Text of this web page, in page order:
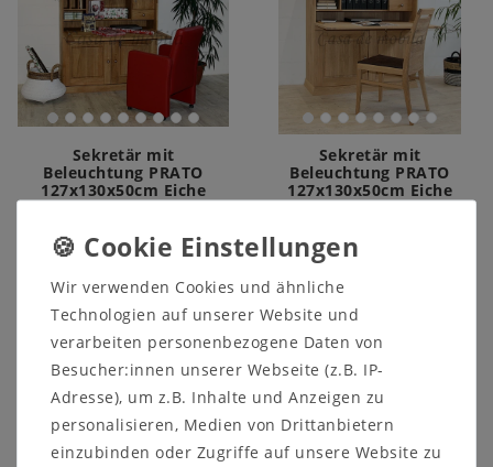
Sekretär mit
Beleuchtung PRATO
127x130x50cm Eiche
massiv natur geölt
3.995,00 €
In den Warenkorb
Sekretär mit
Beleuchtung PRATO
127x130x50cm Eiche
massiv bianco geölt
3.995,00 €
Ausstellungsstück
Wir verwenden Cookies und ähnliche
Technologien auf unserer Website und
verarbeiten personenbezogene Daten von
Besucher:innen unserer Webseite (z.B. IP-
Adresse), um z.B. Inhalte und Anzeigen zu
personalisieren, Medien von Drittanbietern
einzubinden oder Zugriffe auf unsere Website zu